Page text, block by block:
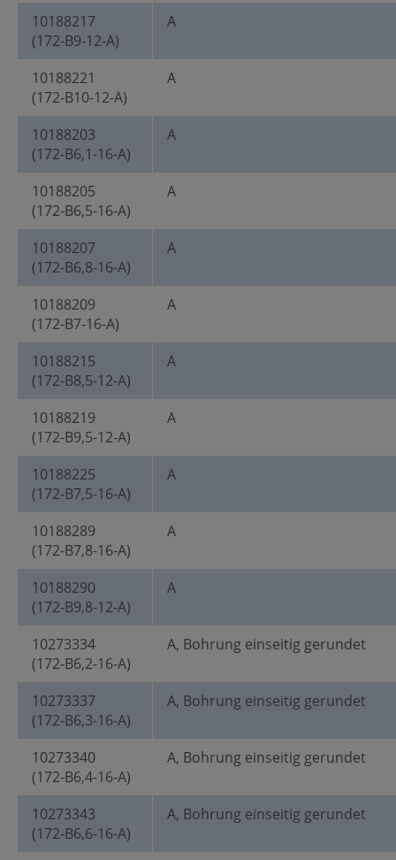
10188217
(172-B9-12-A)
A
10188221
(172-B10-12-A)
A
10188203
(172-B6,1-16-A)
A
10188205
(172-B6,5-16-A)
A
10188207
(172-B6,8-16-A)
A
10188209
(172-B7-16-A)
A
10188215
(172-B8,5-12-A)
A
10188219
(172-B9,5-12-A)
A
10188225
(172-B7,5-16-A)
A
10188289
(172-B7,8-16-A)
A
10188290
(172-B9,8-12-A)
A
10273334
(172-B6,2-16-A)
A, Bohrung einseitig gerundet
10273337
(172-B6,3-16-A)
A, Bohrung einseitig gerundet
10273340
(172-B6,4-16-A)
A, Bohrung einseitig gerundet
10273343
(172-B6,6-16-A)
A, Bohrung einseitig gerundet